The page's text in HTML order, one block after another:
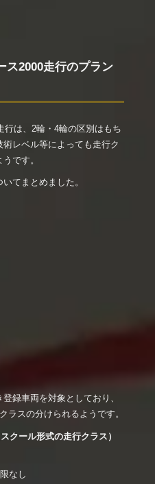
ス2000走行のプラン
行は、2輪・4輪の区別はもち
レベル等によっても走行ク
です。
てまとめました。
録車両を対象としており、
ラスの分けられるようです。
クール形式の走行クラス）
なし